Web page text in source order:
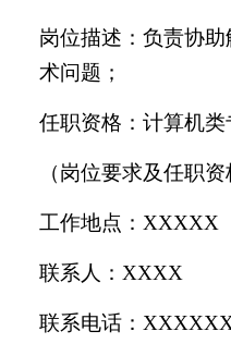
岗位描述：负责协
术问题；
任职资格：计算机类
（岗位要求及任职资
工作地点： XXXXX
联系人： XXXX
联系电话：